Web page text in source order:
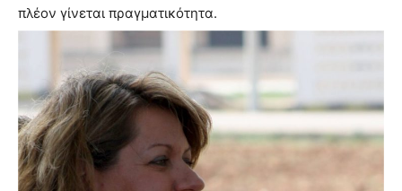
πλέον γίνεται πραγματικότητα.